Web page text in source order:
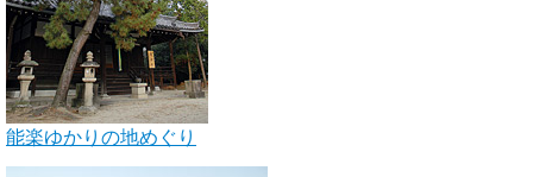
能楽ゆかりの地めぐり